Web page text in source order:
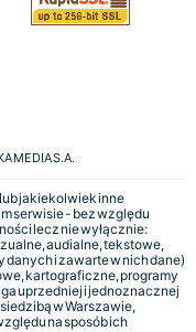
MEDIA S.A.
jakiekolwiek inne
serwisie - bez względu
lecz nie wyłącznie:
audialne, tekstowe,
danych i zawarte w nich dane)
kartograficzne, programy
uprzedniej i jednoznacznej
w Warszawie,
na sposób ich